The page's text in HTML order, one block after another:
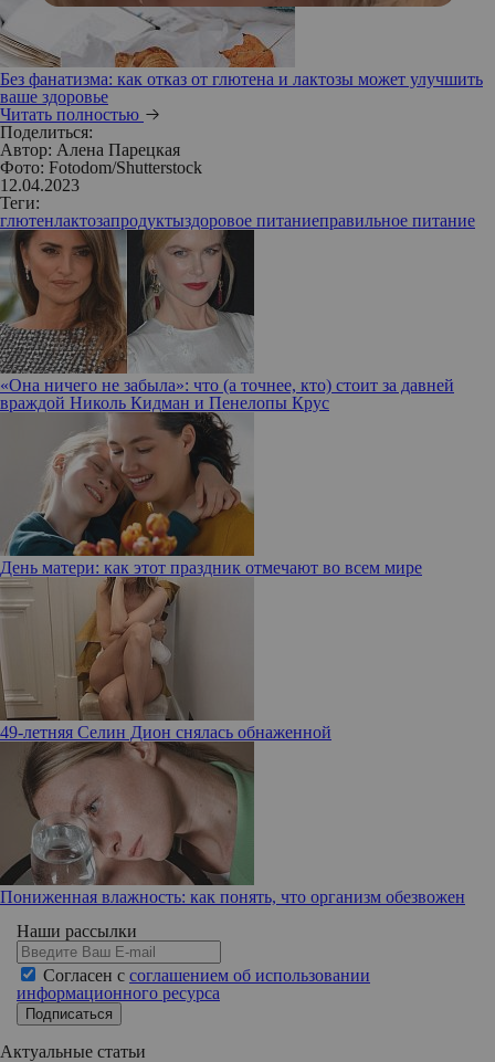
Без фанатизма: как отказ от глютена и лактозы может улучшить
ваше здоровье
Читать полностью
Поделиться:
Автор: Алена Парецкая
Фото: Fotodom/Shutterstock
12.04.2023
Теги:
глютенлактозапродуктыздоровое питаниеправильное питание
«Она ничего не забыла»: что (а точнее, кто) стоит за давней
враждой Николь Кидман и Пенелопы Крус
День матери: как этот праздник отмечают во всем мире
49-летняя Селин Дион снялась обнаженной
Пониженная влажность: как понять, что организм обезвожен
Наши рассылки
Согласен с соглашением об использовании
информационного ресурса
Подписаться
Актуальные статьи